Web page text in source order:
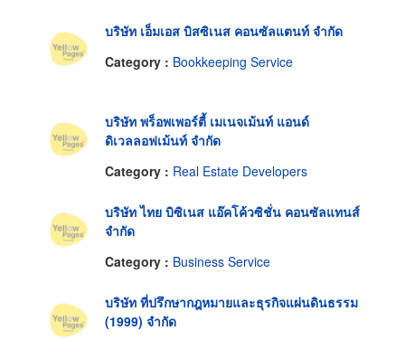
บริษัท เอ็มเอส บิสซิเนส คอนซัลแตนท์ จำกัด
Category : Bookkeeping Service
บริษัท พร็อพเพอร์ตี้ เมเนจเม้นท์ แอนด์
ดิเวลลอฟเม้นท์ จำกัด
Category : Real Estate Developers
บริษัท ไทย บิซิเนส แอ๊คโค้วซิชั่น คอนซัลแทนส์
จำกัด
Category : Business Service
บริษัท ที่ปรึกษากฎหมายและธุรกิจแผ่นดินธรรม
(1999) จำกัด